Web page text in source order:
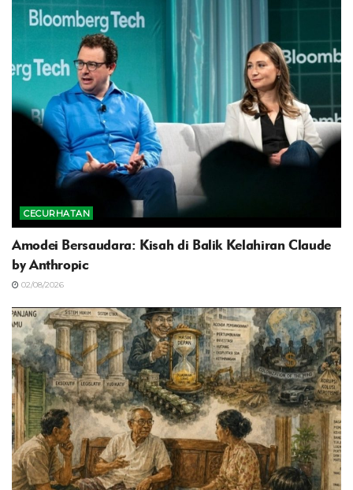
CECURHATAN
Amodei Bersaudara: Kisah di Balik Kelahiran Claude
by Anthropic
02/08/2026